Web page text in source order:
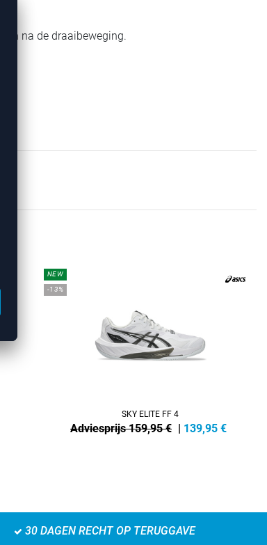
en na de draaibeweging.
NEW
-13%
SKY ELITE FF 4
Adviesprijs 159,95 € | 139,95 €
30 DAGEN RECHT OP TERUGGAVE